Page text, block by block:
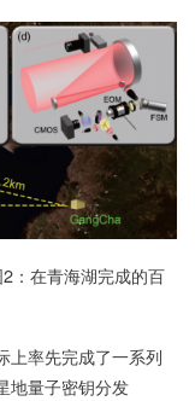
成的百
率先完成了一系列
地量子密钥分发